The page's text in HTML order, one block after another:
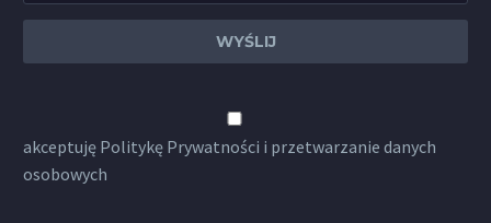
akceptuję Politykę Prywatności i przetwarzanie danych
osobowych